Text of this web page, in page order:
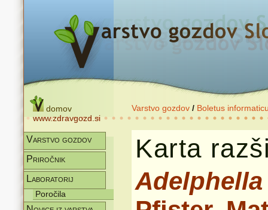
domov
www.zdravgozd.si
Varstvo gozdov / Boletus
Varstvo gozdov
Priročnik
Laboratorij
Poročila
Karta